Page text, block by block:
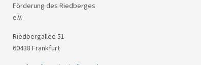
Förderung des Riedberges
e.V.
Riedbergallee 51
60438 Frankfurt